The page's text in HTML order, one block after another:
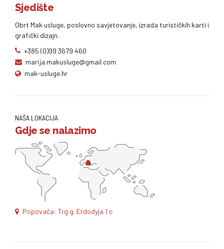
Sjedište
Obrt Mak usluge, poslovno savjetovanje, izrada turističkih karti i
grafički dizajn.
+385 (0)99 3679 460
marija.makusluge@gmail.com
mak-usluge.hr
NAŠA LOKACIJA
Gdje se nalazimo
Popovača: Trg g. Erdodyja 1 c